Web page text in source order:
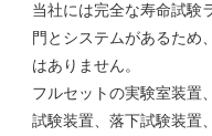
当社には完全な寿命試験
門とシステムがあるため
はありません。
フルセットの実験室装置
試験装置、落下試験装置